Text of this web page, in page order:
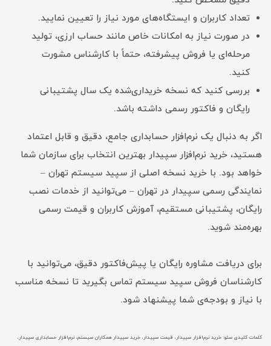
تعداد کاربران و ایستگاه‌های مورد نیاز را تعیین نمایید.
در صورت نیاز به امکانات خاص مانند حساب ارزی، تولید
مرحله‌ای یا فروش پیشرفته، حتماً با کارشناس مشورت
کنید.
بررسی کنید که نسخه خریداری‌شده یک سال پشتیبانی
رایگان و فاکتور رسمی داشته باشد.
اگر به دنبال یک نرم‌افزار حسابداری جامع، دقیق و قابل اعتماد
هستید، خرید نرم‌افزار سپیدار بهترین انتخاب برای سازمان شما
خواهد بود. با خرید نسخه اصلی از سپید سیستم تهران –
نمایندگی رسمی سپیدار در تهران – می‌توانید از خدمات نصب
رایگان، پشتیبانی مستقیم، آموزش کاربران و قیمت رسمی
بهره‌مند شوید.
برای دریافت مشاوره رایگان یا پیش‌فاکتور دقیق، می‌توانید با
کارشناسان فروش سپید سیستم تماس بگیرید تا نسخه مناسب
با نیاز و بودجه‌ی شما پیشنهاد شود.
کلمات کلیدی سئو: خرید نرم‌افزار سپیدار، قیمت سپیدار، خرید سپیدار همکاران سیستم، نرم‌افزار حسابداری سپیدار،